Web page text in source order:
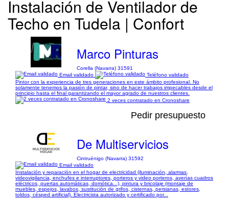
Instalación de Ventilador de
Techo en Tudela | Confort
Marco Pinturas
Corella (Navarra) 31591
Email validado
Teléfono validado
Pintor con la experiencia de tres generaciones en este ámbito profesional. No
solamente tenemos la pasión de pintar, sino de hacer trabajos impecables desde el
principio hasta el final garantizando el mayor agrado de nuestros clientes.
2 veces contratado en Cronoshare
Pedir presupuesto
De Multiservicios
Cintruénigo (Navarra) 31592
Email validado
Instalación y reparación en el hogar de electricidad (iluminación, alarmas,
videovigilancia, enchufes e interruptores, porteros y video porteros, averías cuadros
eléctricos, puertas automáticas, domótica...), pintura y bricolaje (montaje de
muebles, espejos, lavabos, sustitución de grifos, cisternas, persianas, estores,
toldos, césped artificial). Electricista autorizado y certificado por...